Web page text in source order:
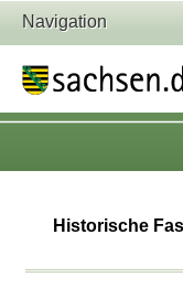
Navigation
Historische